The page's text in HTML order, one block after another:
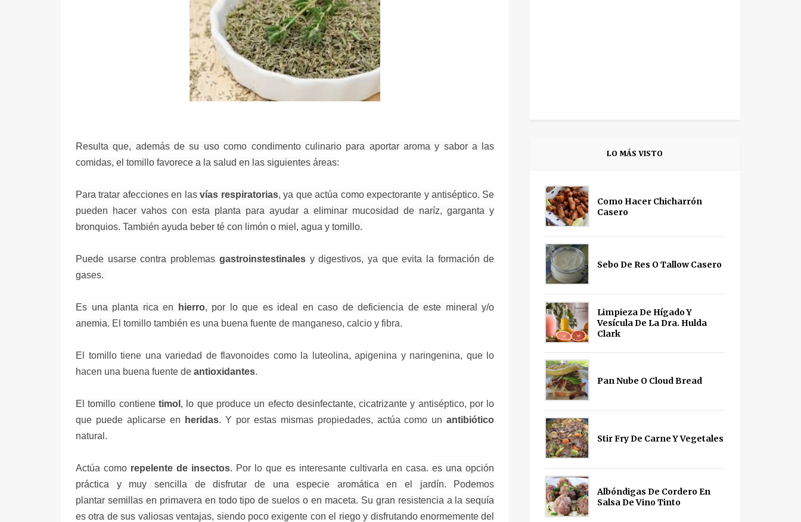
Resulta que, además de su uso como condimento culinario para aportar aroma y sabor a las
comidas, el tomillo favorece a la salud en las siguientes áreas:
Para tratar afecciones en lasvías respiratorias, ya que actúa como expectorante y antiséptico. Se
pueden hacer vahos con esta planta para ayudar a eliminar mucosidad de naríz, garganta y
bronquios. También ayuda beber té con limón o miel, agua y tomillo.
Puede usarse contra problemas gastroinstestinales y digestivos, ya que evita la formación de
gases.
Es una planta rica en hierro, por lo que es ideal en caso de deficiencia de este mineral y/o
anemia. El tomillo también es una buena fuente de manganeso, calcio y fibra.
El tomillo tiene una variedad de flavonoides como la luteolina, apigenina y naringenina, que lo
hacen una buena fuente de antioxidantes.
El tomillo contiene timol , lo que produce un efecto desinfectante, cicatrizante y antiséptico, por lo
que puede aplicarse en
heridas. Y por estas mismas propiedades, actúa como unantibiótico
natural.
Actúa como repelente de insectos. Por lo que es interesante cultivarla en casa.es una opción
práctica y muy sencilla de disfrutar de una especie aromática en el jardín. Podemos
plantar semillasen primavera en todo tipo de suelos o en maceta. Su gran resistencia a la sequía
es otra de sus valiosas ventajas, siendo poco exigente con el riego y disfrutando enormemente del
LO MÁS VISTO
Como Hacer Chicharrón
Casero
Sebo De Res O Tallow Casero
Limpieza De Hígado Y
Vesícula De La Dra. Hulda
Clark
Pan Nube O Cloud Bread
Stir Fry De Carne Y Vegetales
Albóndigas De Cordero En
Salsa De Vino Tinto